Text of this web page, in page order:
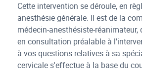
Cette intervention se déroule, en
anesthésie générale. Il est de la
médecin-anesthésiste-réanimateur,
en consultation préalable à
à vos questions relatives à sa
cervicale s'effectue à la base du